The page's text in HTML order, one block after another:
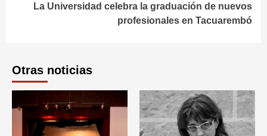
La Universidad celebra la graduación de nuevos
profesionales en Tacuarembó
Otras noticias